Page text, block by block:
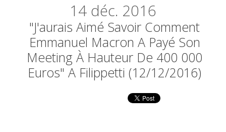
14 déc. 2016
"J'aurais Aimé Savoir Comment
Emmanuel Macron A Payé Son
Meeting À Hauteur De 400 000
Euros" A Filippetti (12/12/2016)